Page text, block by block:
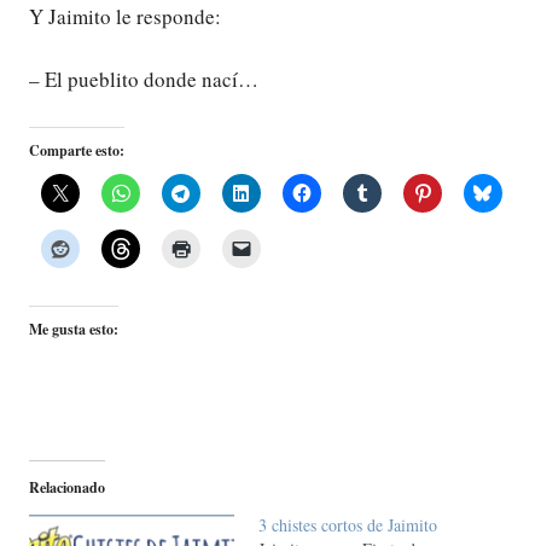
Y Jaimito le responde:
– El pueblito donde nací…
Comparte esto:
Me gusta esto:
Relacionado
3 chistes cortos de Jaimito